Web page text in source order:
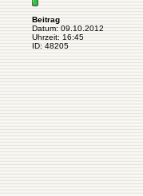
Beitrag
Datum: 09.10.2012
Uhrzeit: 16:45
ID: 48205